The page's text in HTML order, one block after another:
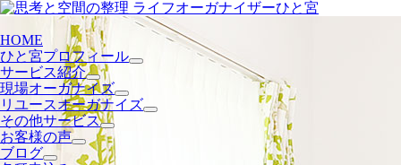
HOME
ひと宮プロフィール
サービス紹介
現場オーガナイズ
リユースオーガナイズ
その他サービス
お客様の声
ブログ